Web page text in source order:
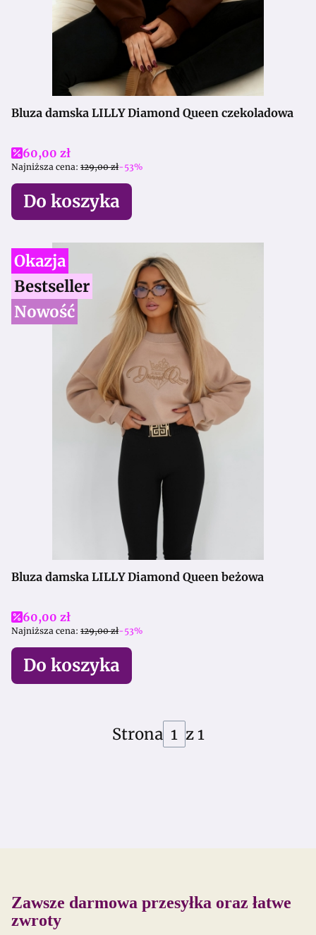
Bluza damska LILLY Diamond Queen czekoladowa
Cena promocyjna
60,00 zł
Najniższa cena: 129,00 zł-53%
Do koszyka
Okazja
Bestseller
Nowość
Bluza damska LILLY Diamond Queen beżowa
Cena promocyjna
60,00 zł
Najniższa cena: 129,00 zł-53%
Do koszyka
Strona z 1
Zawsze darmowa przesyłka oraz łatwe
zwroty